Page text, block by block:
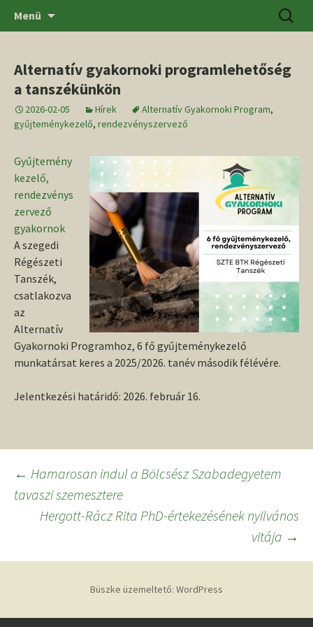
SZTE BTK Régészeti Tanszék
Menü
Alternatív gyakornoki programlehetőség
a tanszékünkön
2026-02-05 Hírek Alternatív Gyakornoki Program,
gyűjteménykezelő, rendezvényszervező
Gyűjtemény
kezelő,
rendezvénys
zervező
gyakornok
A szegedi
Régészeti
Tanszék,
csatlakozva
az
Alternatív
Gyakornoki Programhoz, 6 fő gyűjteménykezelő
munkatársat keres a 2025/2026. tanév második félévére.
Jelentkezési határidő: 2026. február 16.
Bejegyzés
navigáció
← Hamarosan indul a Bölcsész Szabadegyetem
tavaszi szemesztere
Hergott-Rácz Rita PhD-értekezésének nyilvános
vitája →
Büszke üzemeltető: WordPress